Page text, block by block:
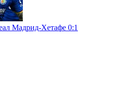
Мадрид-Хетафе 0:1